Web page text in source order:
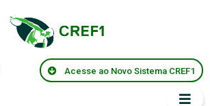
Acesse ao Novo Sistema CREF1